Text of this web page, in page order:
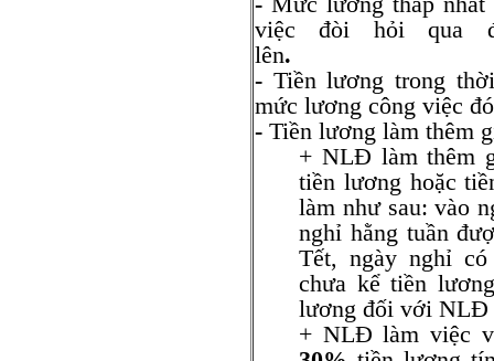
việc đòi hỏi
lên
- Tiền lương trong
mức lương công việc
- Tiền lương làm thêm
+ NLĐ làm thêm
tiền lương hoặc
làm như sau: vào
nghỉ hằng tuần
Tết, ngày nghỉ
chưa kể tiền
lương đối với NLĐ
+ NLĐ làm việc